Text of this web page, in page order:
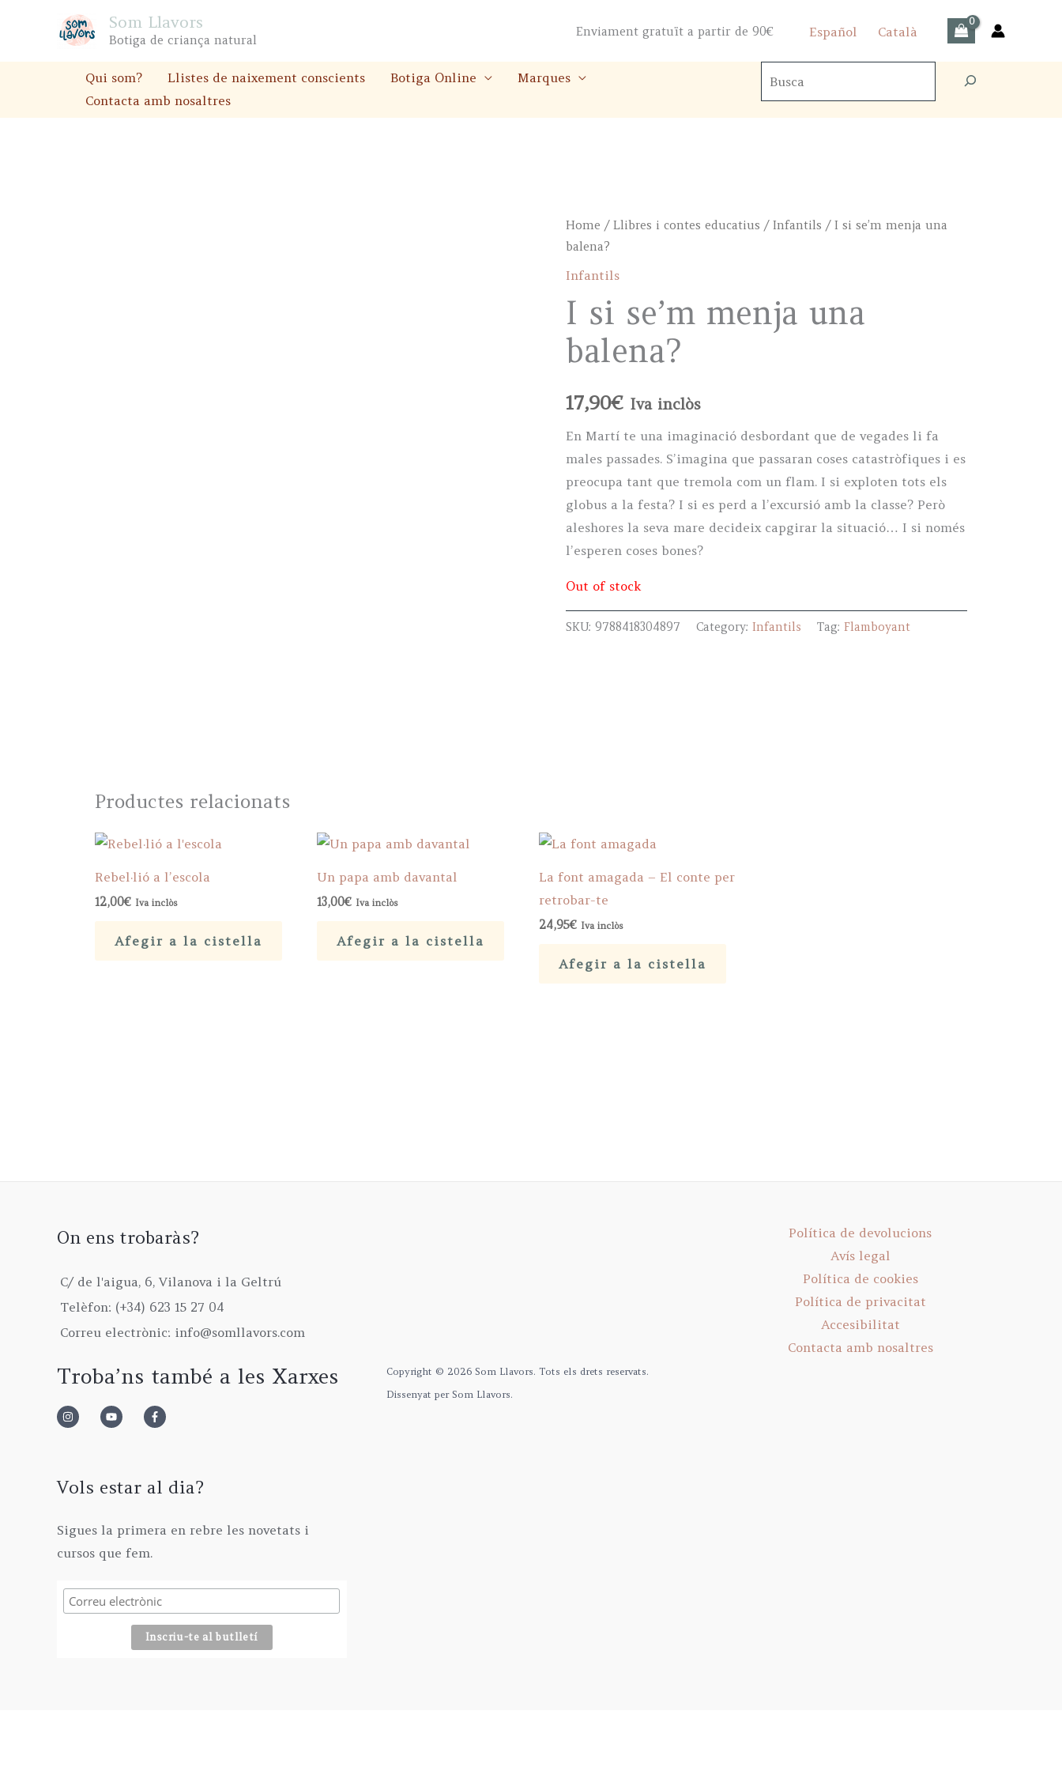
Som Llavors
Botiga de criança natural
Enviament gratuït a partir de 90€ Español Català
Qui som? Llistes de naixement conscients Botiga Online
Marques
Contacta amb nosaltres
Home /Llibres i contes educatius /Infantils / I si se’m menja una
balena?
Infantils
I si se’m menja una
balena?
17,90€ Iva inclòs
En Martí te una imaginació desbordant que de vegades li fa
males passades. S’imagina que passaran coses catastròfiques i es
preocupa tant que tremola com un flam. I si exploten tots els
globus a la festa? I si es perd a l’excursió amb la classe? Però
aleshores la seva mare decideix capgirar la situació… I si només
l’esperen coses bones?
Out of stock
SKU:9788418304897 Category:Infantils Tag:Flamboyant
Productes relacionats
Rebel·lió a l’escola
12,00€ Iva inclòs
Afegir a la cistella
Un papa amb davantal
13,00€ Iva inclòs
Afegir a la cistella
La font amagada – El conte per
retrobar-te
24,95€ Iva inclòs
Afegir a la cistella
On ens trobaràs?
C/ de l'aigua, 6, Vilanova i la Geltrú
Telèfon: (+34) 623 15 27 04
Correu electrònic: info@somllavors.com
Troba’ns també a les Xarxes
Vols estar al dia?
Sigues la primera en rebre les novetats i
cursos que fem.
Copyright © 2026 Som Llavors. Tots els drets reservats.
Dissenyat per Som Llavors.
Política de devolucions
Avís legal
Política de cookies
Política de privacitat
Accesibilitat
Contacta amb nosaltres